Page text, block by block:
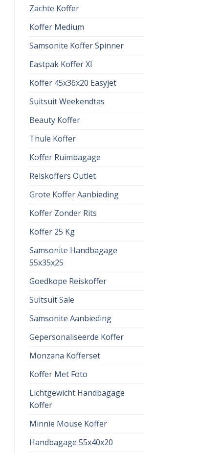
Zachte Koffer
Koffer Medium
Samsonite Koffer Spinner
Eastpak Koffer Xl
Koffer 45x36x20 Easyjet
Suitsuit Weekendtas
Beauty Koffer
Thule Koffer
Koffer Ruimbagage
Reiskoffers Outlet
Grote Koffer Aanbieding
Koffer Zonder Rits
Koffer 25 Kg
Samsonite Handbagage
55x35x25
Goedkope Reiskoffer
Suitsuit Sale
Samsonite Aanbieding
Gepersonaliseerde Koffer
Monzana Kofferset
Koffer Met Foto
Lichtgewicht Handbagage
Koffer
Minnie Mouse Koffer
Handbagage 55x40x20